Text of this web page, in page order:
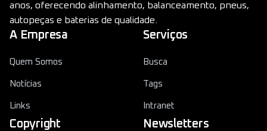
anos, oferecendo alinhamento, balanceamento, pneus,
autopeças e baterias de qualidade.
A Empresa
Quem Somos
Notícias
Links
Serviços
Busca
Tags
Intranet
Copyright Newsletters